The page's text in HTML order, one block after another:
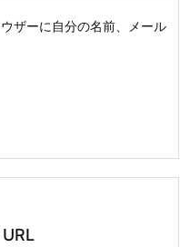
ザーに自分の名前、メール